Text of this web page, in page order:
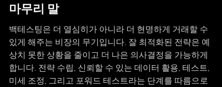
마무리 말
백테스팅은 더 열심히가 아니라 더 현명하게 거래할 수
있게 해주는 비장의 무기입니다. 잘 최적화된 전략은 예
상치 못한 상황을 줄이고 더 나은 의사결정을 가능하게
합니다. 전략 수립, 신뢰할 수 있는 데이터 활용, 테스트,
미세 조정, 그리고 포워드 테스트라는 단계를 따름으로